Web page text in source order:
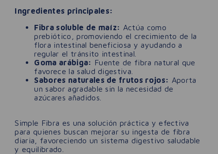
Ingredientes principales:
Fibra soluble de maíz: Actúa como
prebiótico, promoviendo el crecimiento de la
flora intestinal beneficiosa y ayudando a
regular el tránsito intestinal.
Goma arábiga: Fuente de fibra natural que
favorece la salud digestiva.
Sabores naturales de frutos rojos: Aporta
un sabor agradable sin la necesidad de
azúcares añadidos.
Simple Fibra es una solución práctica y efectiva
para quienes buscan mejorar su ingesta de fibra
diaria, favoreciendo un sistema digestivo saludable
y equilibrado.